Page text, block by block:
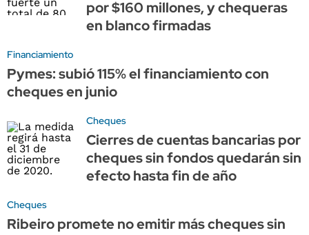
por $160 millones, y chequeras
en blanco firmadas
Financiamiento
Pymes: subió 115% el financiamiento con
cheques en junio
Cheques
Cierres de cuentas bancarias por
cheques sin fondos quedarán sin
efecto hasta fin de año
Cheques
Ribeiro promete no emitir más cheques sin